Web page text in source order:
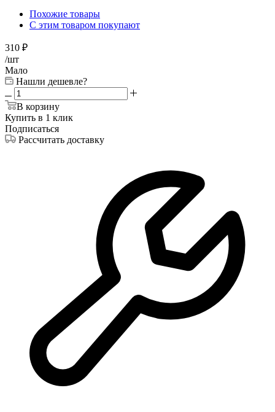
Похожие товары
С этим товаром покупают
310 ₽
/шт
Мало
Нашли дешевле?
В корзину
Купить в 1 клик
Подписаться
Рассчитать доставку